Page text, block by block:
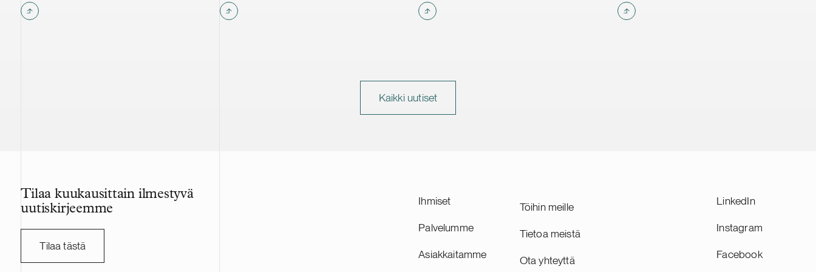
Kaikki uutiset
Tilaa kuukausittain ilmestyvä
uutiskirjeemme
Tilaa tästä
Ihmiset
Palvelumme
Asiakkaitamme
Töihin meille
Tietoa meistä
Ota yhteyttä
LinkedIn
Instagram
Facebook